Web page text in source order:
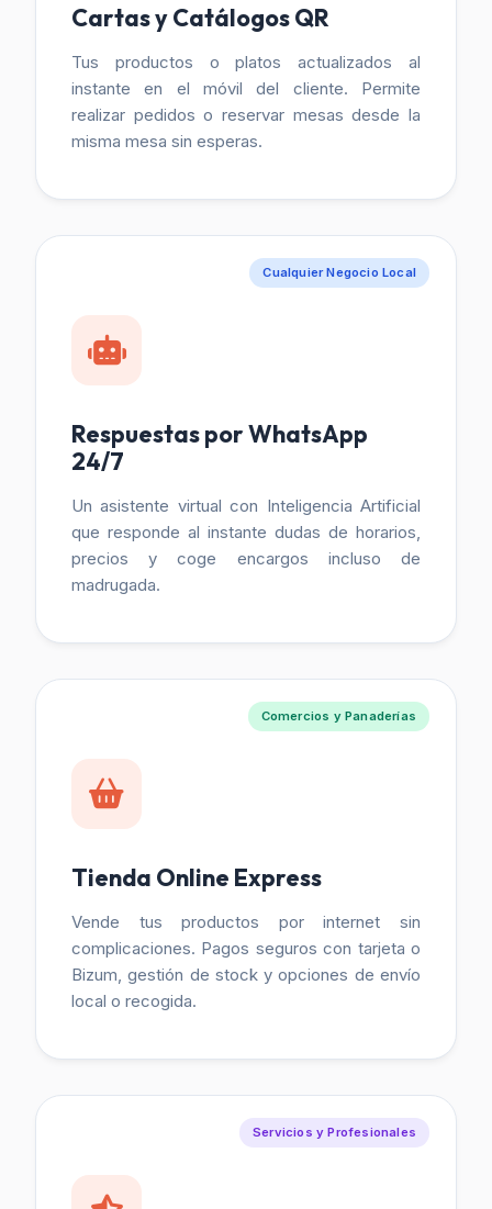
Cartas y Catálogos QR
Tus productos o platos actualizados al
instante en el móvil del cliente. Permite
realizar pedidos o reservar mesas desde la
misma mesa sin esperas.
Cualquier Negocio Local
Respuestas por WhatsApp
24/7
Un asistente virtual con Inteligencia Artificial
que responde al instante dudas de horarios,
precios y coge encargos incluso de
madrugada.
Comercios y Panaderías
Tienda Online Express
Vende tus productos por internet sin
complicaciones. Pagos seguros con tarjeta o
Bizum, gestión de stock y opciones de envío
local o recogida.
Servicios y Profesionales